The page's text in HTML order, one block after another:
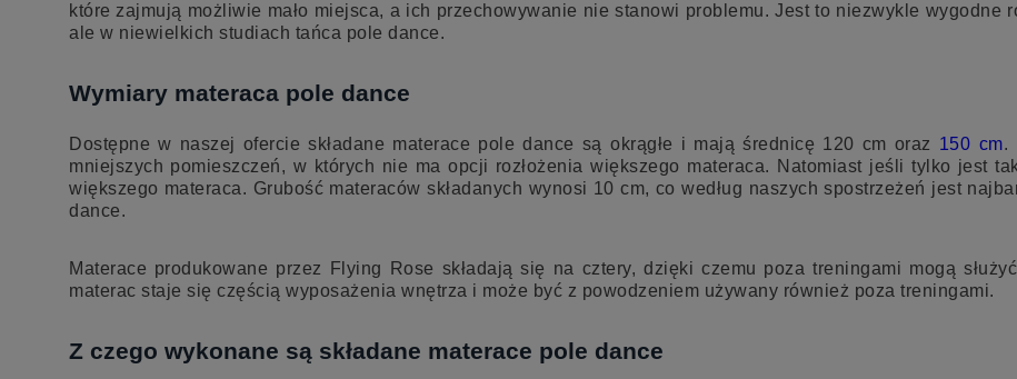
które zajmują możliwie mało miejsca, a ich przechowywanie nie stanowi problemu. Jest to niezwykle wygodne
ale w niewielkich studiach tańca pole dance.
Wymiary materaca pole dance
Dostępne w naszej ofercie składane materace pole dance są okrągłe i mają średnicę 120 cm oraz 150 cm.
mniejszych pomieszczeń, w których nie ma opcji rozłożenia większego materaca. Natomiast jeśli tylko jest
większego materaca. Grubość materaców składanych wynosi 10 cm, co według naszych spostrzeżeń jest
dance.
Materace produkowane przez Flying Rose składają się na cztery, dzięki czemu poza treningami mogą
materac staje się częścią wyposażenia wnętrza i może być z powodzeniem używany również poza treningami.
Z czego wykonane są składane materace pole dance